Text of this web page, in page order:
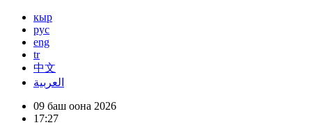
кыр
рус
eng
tr
中文
العربية
09 баш оона 2026
17:27